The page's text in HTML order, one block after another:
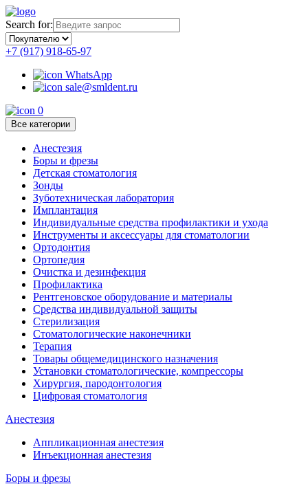
Search for:
+7 (917) 918-65-97
WhatsApp
sale@smldent.ru
0
Все категории
Анестезия
Боры и фрезы
Детская стоматология
Зонды
Зуботехническая лаборатория
Имплантация
Индивидуальные средства профилактики и ухода
Инструменты и аксессуары для стоматологии
Ортодонтия
Ортопедия
Очистка и дезинфекция
Профилактика
Рентгеновское оборудование и материалы
Средства индивидуальной защиты
Стерилизация
Стоматологические наконечники
Терапия
Товары общемедицинского назначения
Установки стоматологические, компрессоры
Хирургия, пародонтология
Цифровая стоматология
Анестезия
Аппликационная анестезия
Инъекционная анестезия
Боры и фрезы